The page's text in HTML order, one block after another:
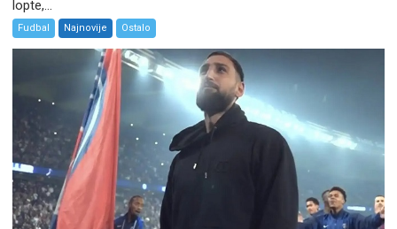
lopte,...
Fudbal Najnovije Ostalo